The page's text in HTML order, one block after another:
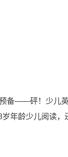
备——砰！少儿
岁年龄少儿阅读